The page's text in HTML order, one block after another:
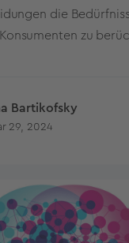
die
zu
Bartikofsky
29, 2024